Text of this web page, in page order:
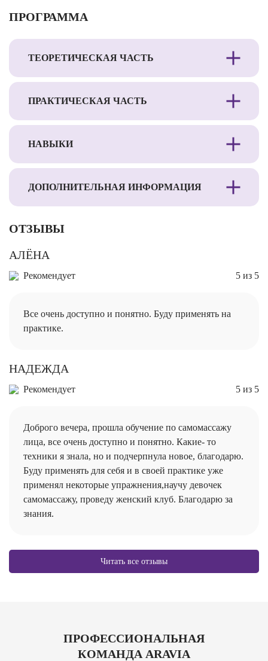
ПРОГРАММА
ТЕОРЕТИЧЕСКАЯ ЧАСТЬ
ПРАКТИЧЕСКАЯ ЧАСТЬ
НАВЫКИ
ДОПОЛНИТЕЛЬНАЯ ИНФОРМАЦИЯ
ОТЗЫВЫ
АЛЁНА
Рекомендует 5 из 5
Все очень доступно и понятно. Буду применять на
практике.
НАДЕЖДА
Рекомендует 5 из 5
Доброго вечера, прошла обучение по самомассажу
лица, все очень доступно и понятно. Какие- то
техники я знала, но и подчерпнула новое, благодарю.
Буду применять для себя и в своей практике уже
применял некоторые упражнения,научу девочек
самомассажу, проведу женский клуб. Благодарю за
знания.
Читать все отзывы
ПРОФЕССИОНАЛЬНАЯ
КОМАНДА ARAVIA